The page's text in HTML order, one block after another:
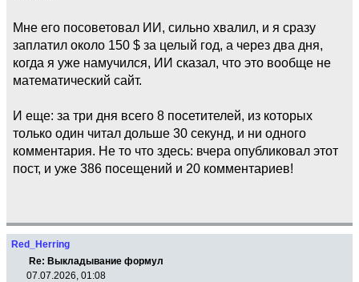
Мне его посоветовал ИИ, сильно хвалил, и я сразу
заплатил около 150 $ за целый год, а через два дня,
когда я уже намучился, ИИ сказал, что это вообще не
математический сайт.
И еще: за три дня всего 8 посетителей, из которых
только один читал дольше 30 секунд, и ни одного
комментария. Не то что здесь: вчера опубликовал этот
пост, и уже 386 посещений и 20 комментариев!
Red_Herring
Re: Выкладывание формул
07.07.2026, 01:08